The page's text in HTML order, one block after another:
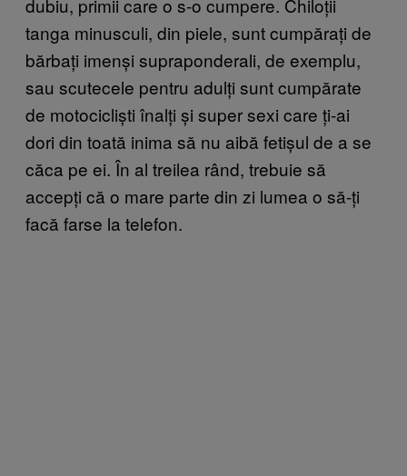
tanga minusculi, din piele, sunt cumpărați de
bărbați imenși supraponderali, de exemplu,
sau scutecele pentru adulți sunt cumpărate
de motocicliști înalți și super sexi care ți-ai
dori din toată inima să nu aibă fetișul de a se
căca pe ei. În al treilea rând, trebuie să
accepți că o mare parte din zi lumea o să-ți
facă farse la telefon.